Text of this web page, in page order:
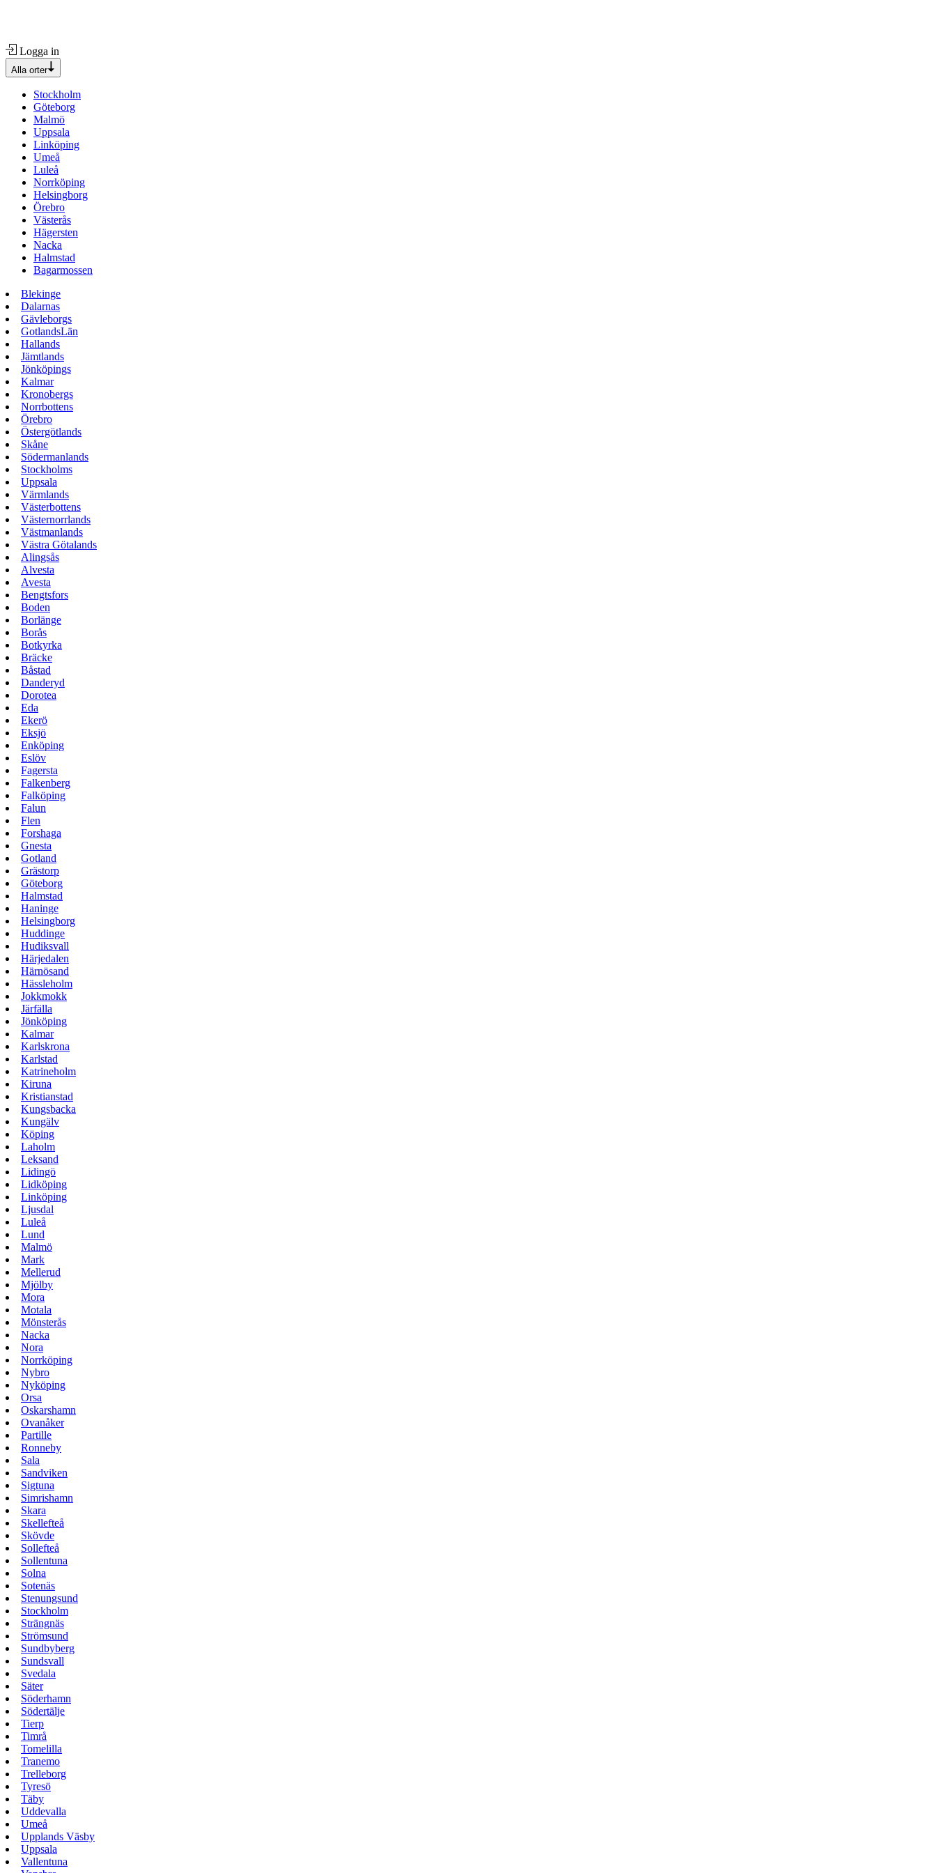
Logga in
Alla orter
Stockholm
Göteborg
Malmö
Uppsala
Linköping
Umeå
Luleå
Norrköping
Helsingborg
Örebro
Västerås
Hägersten
Nacka
Halmstad
Bagarmossen
Blekinge
Dalarnas
Gävleborgs
GotlandsLän
Hallands
Jämtlands
Jönköpings
Kalmar
Kronobergs
Norrbottens
Örebro
Östergötlands
Skåne
Södermanlands
Stockholms
Uppsala
Värmlands
Västerbottens
Västernorrlands
Västmanlands
Västra Götalands
Alingsås
Alvesta
Avesta
Bengtsfors
Boden
Borlänge
Borås
Botkyrka
Bräcke
Båstad
Danderyd
Dorotea
Eda
Ekerö
Eksjö
Enköping
Eslöv
Fagersta
Falkenberg
Falköping
Falun
Flen
Forshaga
Gnesta
Gotland
Grästorp
Göteborg
Halmstad
Haninge
Helsingborg
Huddinge
Hudiksvall
Härjedalen
Härnösand
Hässleholm
Jokkmokk
Järfälla
Jönköping
Kalmar
Karlskrona
Karlstad
Katrineholm
Kiruna
Kristianstad
Kungsbacka
Kungälv
Köping
Laholm
Leksand
Lidingö
Lidköping
Linköping
Ljusdal
Luleå
Lund
Malmö
Mark
Mellerud
Mjölby
Mora
Motala
Mönsterås
Nacka
Nora
Norrköping
Nybro
Nyköping
Orsa
Oskarshamn
Ovanåker
Partille
Ronneby
Sala
Sandviken
Sigtuna
Simrishamn
Skara
Skellefteå
Skövde
Sollefteå
Sollentuna
Solna
Sotenäs
Stenungsund
Stockholm
Strängnäs
Strömsund
Sundbyberg
Sundsvall
Svedala
Säter
Söderhamn
Södertälje
Tierp
Timrå
Tomelilla
Tranemo
Trelleborg
Tyresö
Täby
Uddevalla
Umeå
Upplands Väsby
Uppsala
Vallentuna